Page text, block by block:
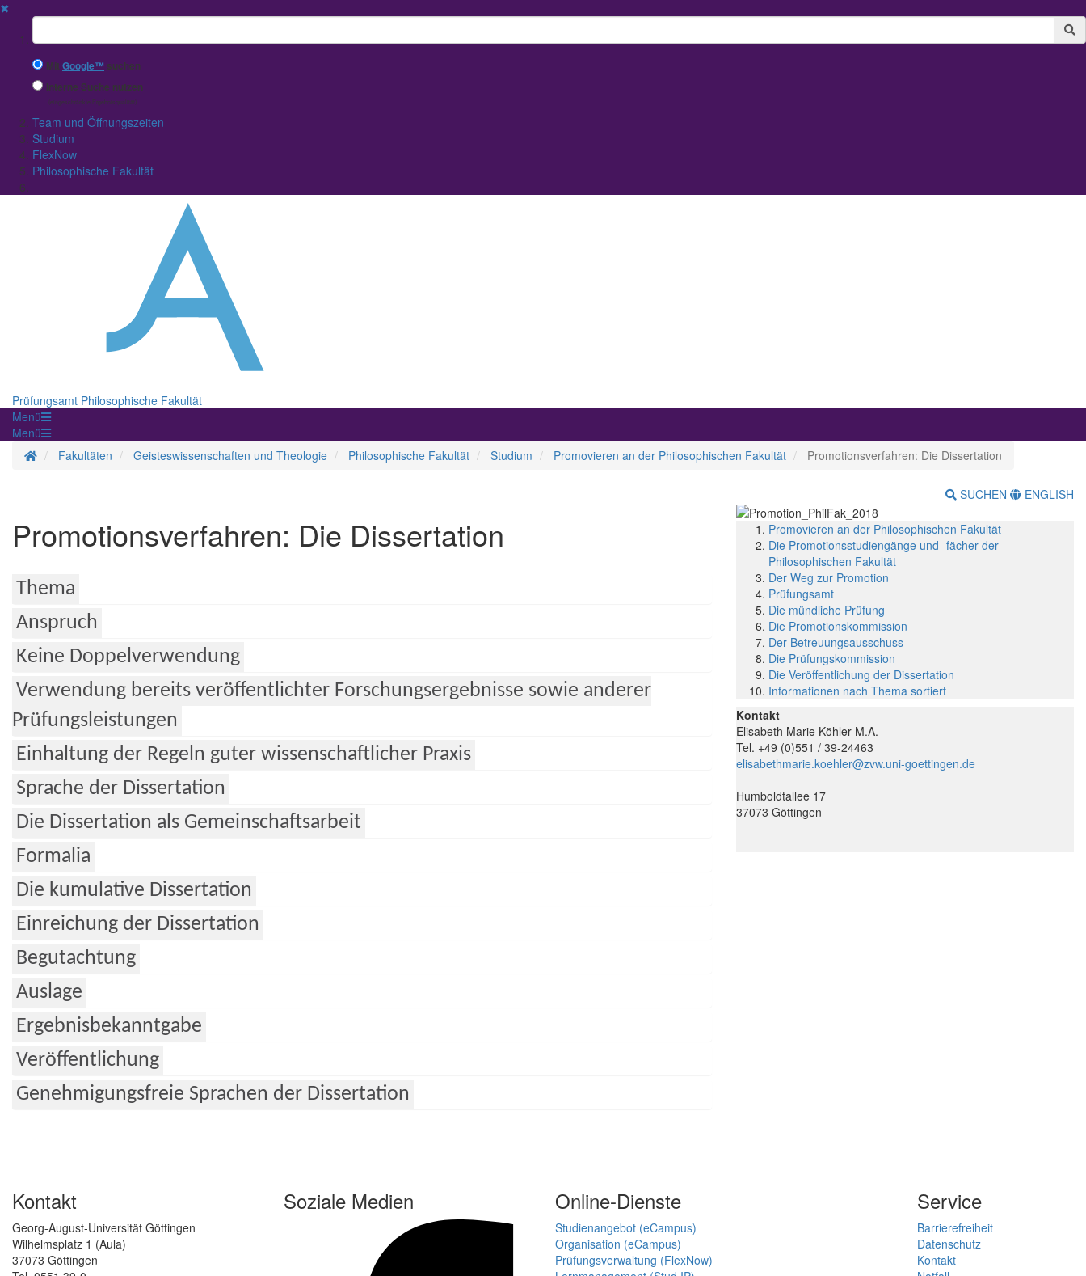
✖
Suchbegriff
MitGoogle™ suchen
Interne Suche nutzen
(eingeschränkte Ergebnisqualität)
Team und Öffnungszeiten
Studium
FlexNow
Philosophische Fakultät
Prüfungsamt Philosophische Fakultät
Menü
Menü
StartseiteFakultäten Geisteswissenschaften und Theologie Philosophische Fakultät Studium Promovieren an der Philosophischen Fakultät Promotionsverfahren: Die Dissertation
SUCHEN ENGLISH
Promotionsverfahren: Die Dissertation
Thema
Anspruch
Keine Doppelverwendung
Verwendung bereits veröffentlichter Forschungsergebnisse sowie anderer
Prüfungsleistungen
Einhaltung der Regeln guter wissenschaftlicher Praxis
Sprache der Dissertation
Die Dissertation als Gemeinschaftsarbeit
Formalia
Die kumulative Dissertation
Einreichung der Dissertation
Begutachtung
Auslage
Ergebnisbekanntgabe
Veröffentlichung
Genehmigungsfreie Sprachen der Dissertation
Promovieren an der Philosophischen Fakultät
Die Promotionsstudiengänge und -fächer der
Philosophischen Fakultät
Der Weg zur Promotion
Prüfungsamt
Die mündliche Prüfung
Die Promotionskommission
Der Betreuungsausschuss
Die Prüfungskommission
Die Veröffentlichung der Dissertation
Informationen nach Thema sortiert
Kontakt
Elisabeth Marie Köhler M.A.
Tel. +49 (0)551 / 39-24463
elisabethmarie.koehler@zvw.uni-goettingen.de
Humboldtallee 17
37073 Göttingen
Kontakt
Georg-August-Universität Göttingen
Wilhelmsplatz 1 (Aula)
37073 Göttingen
Soziale Medien Online-Dienste
Studienangebot (eCampus)
Organisation (eCampus)
Prüfungsverwaltung (FlexNow)
Service
Barrierefreiheit
Datenschutz
Kontakt